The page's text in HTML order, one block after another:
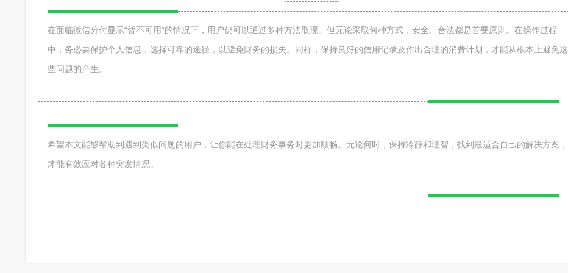
在面临微信分付显示“暂不可用”的情况下，用户仍可以通过多种方法取现。但无论采取何种方式，安全、合法都是首要原则。在操作过程
中，务必要保护个人信息，选择可靠的途径，以避免财务的损失。同样，保持良好的信用记录及作出合理的消费计划，才能从根本上避免这
些问题的产生。
希望本文能够帮助到遇到类似问题的用户，让你能在处理财务事务时更加顺畅。无论何时，保持冷静和理智，找到最适合自己的解决方案，
才能有效应对各种突发情况。